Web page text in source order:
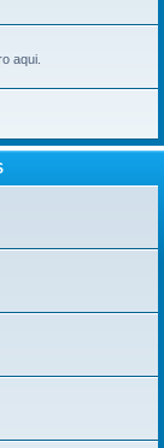
aqui.